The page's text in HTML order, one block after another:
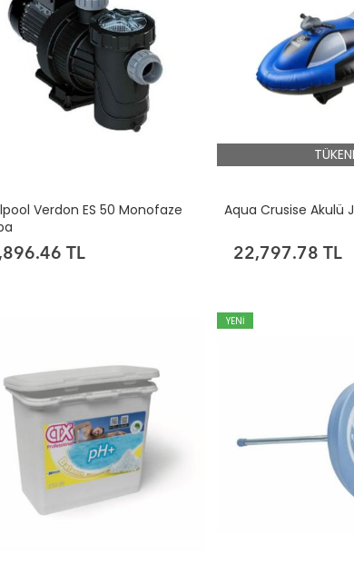
Verdon ES 50 Monofaze
TL
Aqua Crusise Akulü
22,797.78 TL
YENİ